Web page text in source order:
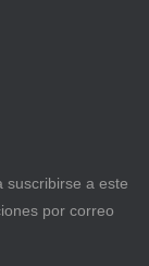
suscribirse a este
por correo